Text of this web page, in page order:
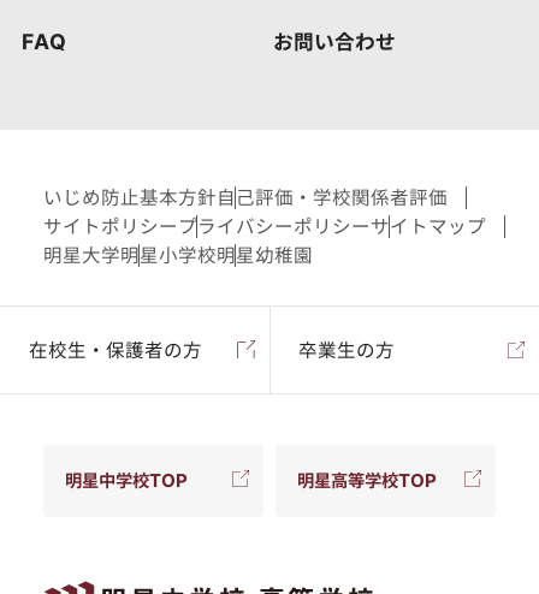
FAQ お問い合わせ
いじめ防止基本方針自己評価・学校関係者評価
サイトポリシー プライバシーポリシーサイトマップ
明星大学明星小学校明星幼稚園
在校生・保護者の方 卒業生の方
明星中学校TOP 明星高等学校TOP